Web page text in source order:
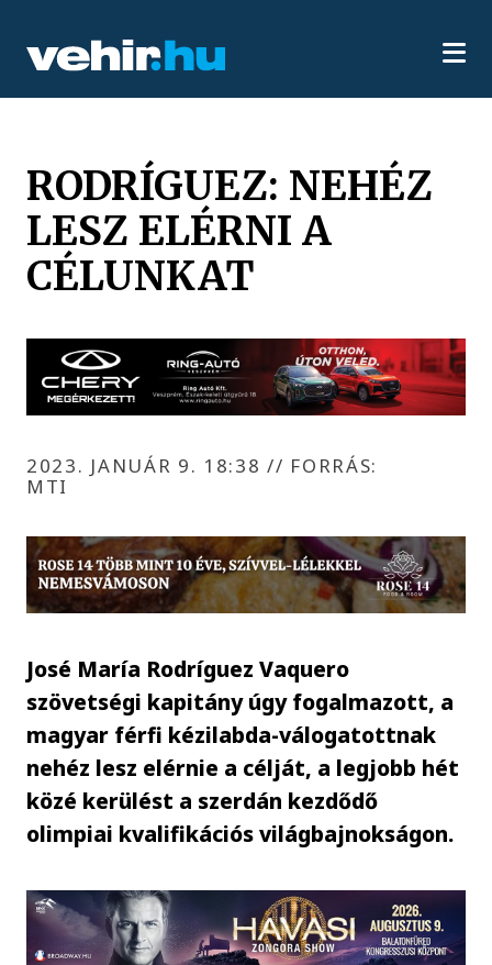
RODRÍGUEZ: NEHÉZ
LESZ ELÉRNI A
CÉLUNKAT
2023. JANUÁR 9. 18:38// FORRÁS:
MTI
José María Rodríguez Vaquero
szövetségi kapitány úgy fogalmazott, a
magyar férfi kézilabda-válogatottnak
nehéz lesz elérnie a célját, a legjobb hét
közé kerülést a szerdán kezdődő
olimpiai kvalifikációs világbajnokságon.